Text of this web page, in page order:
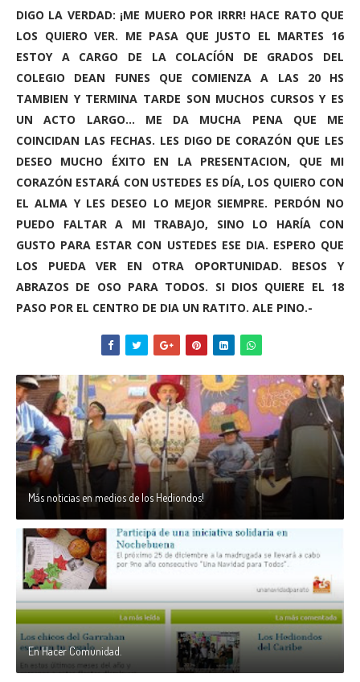
DIGO LA VERDAD: ¡ME MUERO POR IRRR! HACE RATO QUE
LOS QUIERO VER. ME PASA QUE JUSTO EL MARTES 16
ESTOY A CARGO DE LA COLACÍÓN DE GRADOS DEL
COLEGIO DEAN FUNES QUE COMIENZA A LAS 20 HS
TAMBIEN Y TERMINA TARDE SON MUCHOS CURSOS Y ES
UN ACTO LARGO... ME DA MUCHA PENA QUE ME
COINCIDAN LAS FECHAS. LES DIGO DE CORAZÓN QUE LES
DESEO MUCHO ÉXITO EN LA PRESENTACION, QUE MI
CORAZÓN ESTARÁ CON USTEDES ES DÍA, LOS QUIERO CON
EL ALMA Y LES DESEO LO MEJOR SIEMPRE. PERDÓN NO
PUEDO FALTAR A MI TRABAJO, SINO LO HARÍA CON
GUSTO PARA ESTAR CON USTEDES ESE DIA. ESPERO QUE
LOS PUEDA VER EN OTRA OPORTUNIDAD. BESOS Y
ABRAZOS DE OSO PARA TODOS. SI DIOS QUIERE EL 18
PASO POR EL CENTRO DE DIA UN RATITO. ALE PINO.-
Más noticias en medios de los Hediondos!
En Hacer Comunidad.